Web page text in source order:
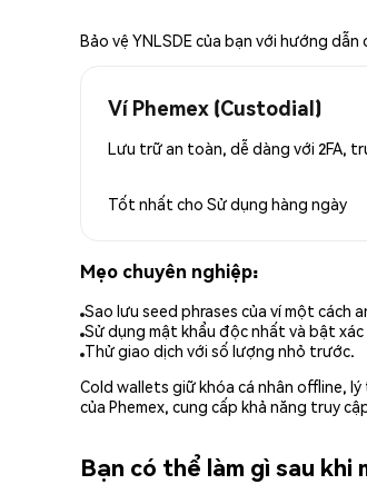
Bảo vệ YNLSDE của bạn với hướng dẫn
Ví Phemex (Custodial)
Lưu trữ an toàn, dễ dàng với 2FA,
Tốt nhất cho Sử dụng hàng ngày
Mẹo chuyên nghiệp:
Sao lưu seed phrases của ví một cách
Sử dụng mật khẩu độc nhất và bật xác
Thử giao dịch với số lượng nhỏ trước.
Cold wallets giữ khóa cá nhân offline,
của Phemex, cung cấp khả năng truy
Bạn có thể làm gì sau khi